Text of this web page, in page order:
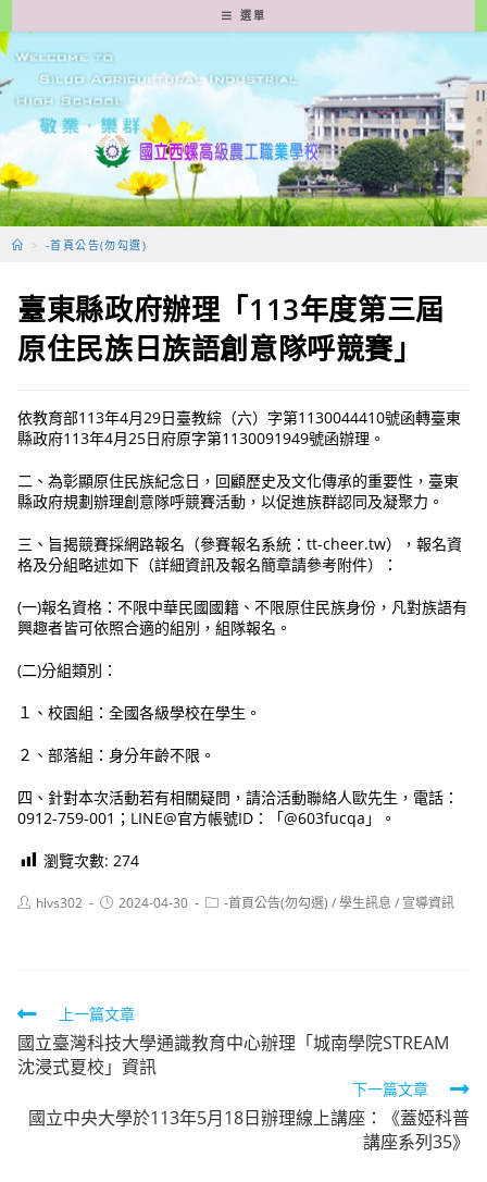
轉
至
要
容
選單
> -首頁公告(勿勾選)
臺東縣政府辦理「113年度第三屆
原住民族日族語創意隊呼競賽」
依教育部113年4月29日臺教綜（六）字第1130044410號函轉臺東
縣政府113年4月25日府原字第1130091949號函辦理。
二、為彰顯原住民族紀念日，回顧歷史及文化傳承的重要性，臺東
縣政府規劃辦理創意隊呼競賽活動，以促進族群認同及凝聚力。
三、旨揭競賽採網路報名（參賽報名系統：tt-cheer.tw），報名資
格及分組略述如下（詳細資訊及報名簡章請參考附件）：
(一)報名資格：不限中華民國國籍、不限原住民族身份，凡對族語有
興趣者皆可依照合適的組別，組隊報名。
(二)分組類別：
１、校園組：全國各級學校在學生。
２、部落組：身分年齡不限。
四、針對本次活動若有相關疑問，請洽活動聯絡人歐先生，電話：
0912-759-001；LINE@官方帳號ID：「@603fucqa」。
瀏覽次數: 274
Posthlvs302
Post2024-04-30
Post-首頁公告(勿勾選) /學生訊息 / 宣導資訊
Read
more
articles
上一篇文章
國立臺灣科技大學通識教育中心辦理「城南學院STREAM
沈浸式夏校」資訊
下一篇文章
國立中央大學於113年5月18日辦理線上講座：《蓋婭科普
講座系列35》